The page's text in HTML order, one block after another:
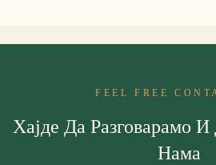
FEEL FREE
Хајде Да Разговарамо
Нама